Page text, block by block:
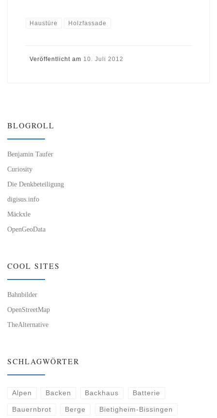
Haustüre Holzfassade
Veröffentlicht am 10. Juli 2012
BLOGROLL
Benjamin Taufer
Curiosity
Die Denkbeteiligung
digisus.info
Mäckxle
OpenGeoData
COOL SITES
Bahnbilder
OpenStreetMap
TheAlternative
SCHLAGWÖRTER
Alpen Backen Backhaus Batterie
Bauernbrot Berge Bietigheim-Bissingen